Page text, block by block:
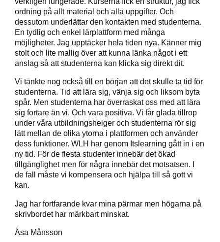
ordning på allt material och alla uppgifter. Och
dessutom underlättar den kontakten med studenterna.
En tydlig och enkel lärplattform med många
möjligheter. Jag upptäcker hela tiden nya. Känner mig
stolt och lite mallig över att kunna länka något i ett
anslag så att studenterna kan klicka sig direkt dit.
Vi tänkte nog också till en början att det skulle ta tid för
studenterna. Tid att lära sig, vänja sig och liksom byta
spår. Men studenterna har överraskat oss med att lära
sig fortare än vi. Och vara positiva. Vi får glada tillrop
under våra utbildningshelger och studenterna rör sig
lätt mellan de olika ytorna i plattformen och använder
dess funktioner. WLH har genom Itslearning gått in i en
ny tid. För de flesta studenter innebär det ökad
tillgänglighet men för några innebär det motsatsen. I
de fall måste vi kompensera och hjälpa till så gott vi
kan.
Jag har fortfarande kvar mina pärmar men högarna på
skrivbordet har märkbart minskat.
Åsa Månsson